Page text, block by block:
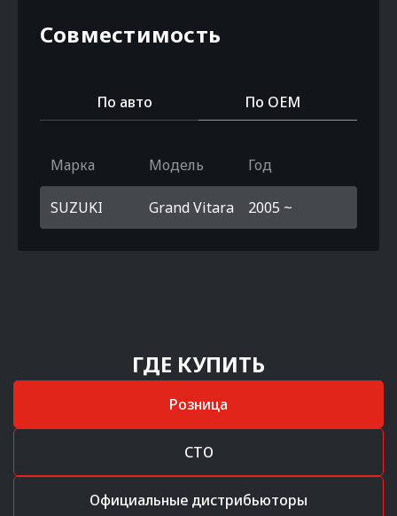
Совместимость
По авто По OEM
Марка Модель Год
SUZUKI Grand Vitara 2005 ~
ГДЕ КУПИТЬ
Розница
СТО
Официальные дистрибьюторы